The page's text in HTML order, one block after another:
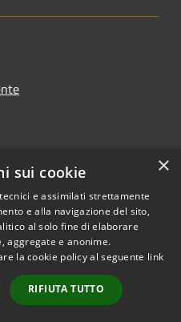
Copyright © 2026 • Comune di
Molinella • Powered by
Municipium•
Accesso
redazione
×
sui cookie
e assimilati strettamente
e alla navigazione del sito,
al solo fine di elaborare
aggregate e anonime.
la cookie policy al seguente link
RIFIUTA TUTTO